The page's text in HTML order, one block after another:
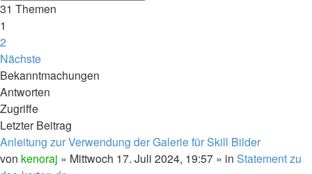
31 Themen
1
2
Nächste
Bekanntmachungen
Antworten
Zugriffe
Letzter Beitrag
Anleitung zur Verwendung der Galerie für Skill Bilder
von kenoraj » Mittwoch 17. Juli 2024, 19:57 » in Statement zu